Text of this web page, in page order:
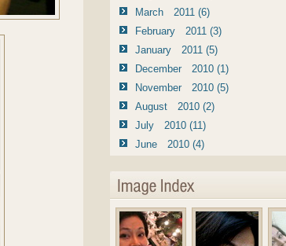
March 2011 (6)
February 2011 (3)
January 2011 (5)
December 2010 (1)
November 2010 (5)
August 2010 (2)
July 2010 (11)
June 2010 (4)